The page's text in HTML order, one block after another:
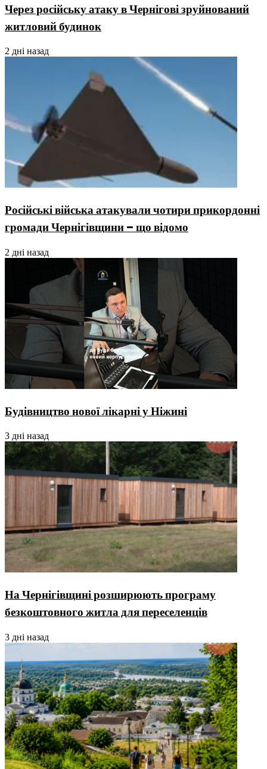
Через російську атаку в Чернігові зруйнований
житловий будинок
2 дні назад
Російські війська атакували чотири прикордонні
громади Чернігівщини – що відомо
2 дні назад
Будівництво нової лікарні у Ніжині
3 дні назад
На Чернігівщині розширюють програму
безкоштовного житла для переселенців
3 дні назад